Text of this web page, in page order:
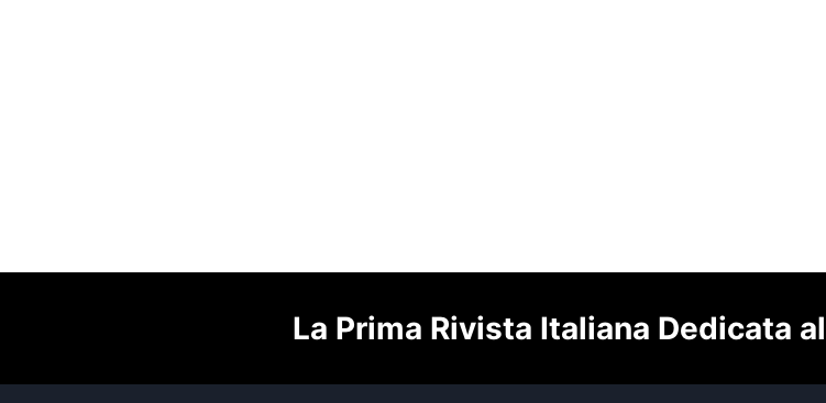
La Prima Rivista Italiana Dedicata